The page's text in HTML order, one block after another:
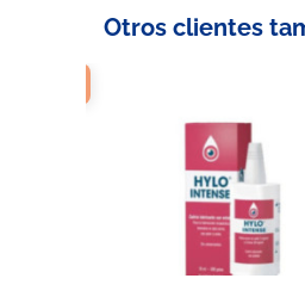
Otros clientes